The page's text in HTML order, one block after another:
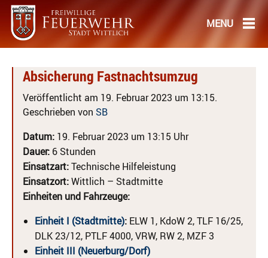
Absicherung Fastnachtsumzug
Veröffentlicht am 19. Februar 2023 um 13:15.
Geschrieben von SB
Datum: 19. Februar 2023 um 13:15 Uhr
Dauer: 6 Stunden
Einsatzart:Technische Hilfeleistung
Einsatzort:Wittlich – Stadtmitte
Einheiten und Fahrzeuge:
Einheit I (Stadtmitte): ELW 1, KdoW 2, TLF 16/25,
DLK 23/12, PTLF 4000, VRW, RW 2, MZF 3
Einheit III (Neuerburg/Dorf)